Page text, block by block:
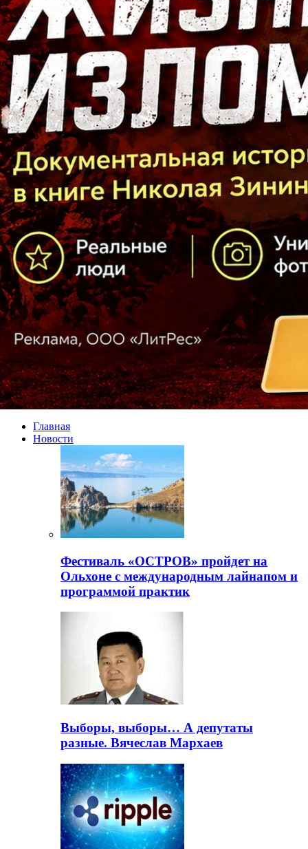
Главная
Новости
Фестиваль «ОСТРОВ» пройдет на
Ольхоне с международным лайнапом и
программой практик
Выборы, выборы… А депутаты
разные. Вячеслав Мархаев